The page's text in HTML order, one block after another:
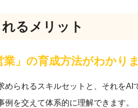
るメリット
」の育成方法がわかり
められるスキルセットと、それを
を交えて体系的に理解できます。